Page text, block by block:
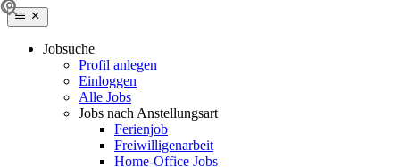
Jobsuche
Profil anlegen
Einloggen
Alle Jobs
Jobs nach Anstellungsart
Ferienjob
Freiwilligenarbeit
Home-Office Jobs